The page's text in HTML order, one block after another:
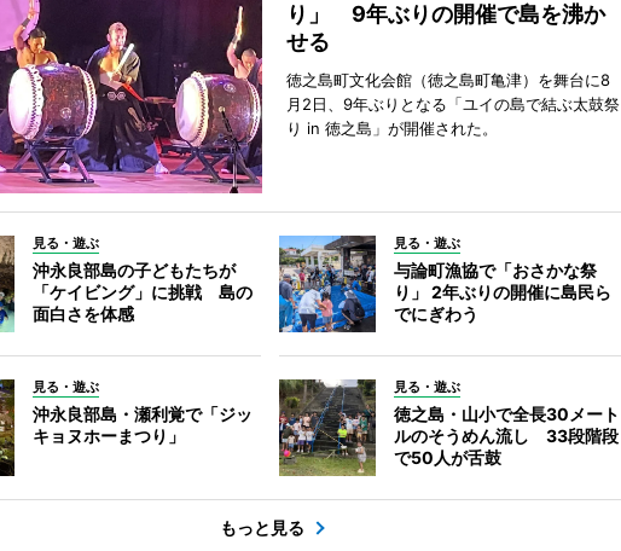
り」 9年ぶりの開催で島を沸か
せる
徳之島町文化会館（徳之島町亀津）を舞台に8
月2日、9年ぶりとなる「ユイの島で結ぶ太鼓祭
り in 徳之島」が開催された。
見る・遊ぶ
沖永良部島の子どもたちが
「ケイビング」に挑戦 島の
面白さを体感
見る・遊ぶ
与論町漁協で「おさかな祭
り」 2年ぶりの開催に島民ら
でにぎわう
見る・遊ぶ
沖永良部島・瀬利覚で「ジッ
キョヌホーまつり」
見る・遊ぶ
徳之島・山小で全長30メート
ルのそうめん流し 33段階段
で50人が舌鼓
もっと見る